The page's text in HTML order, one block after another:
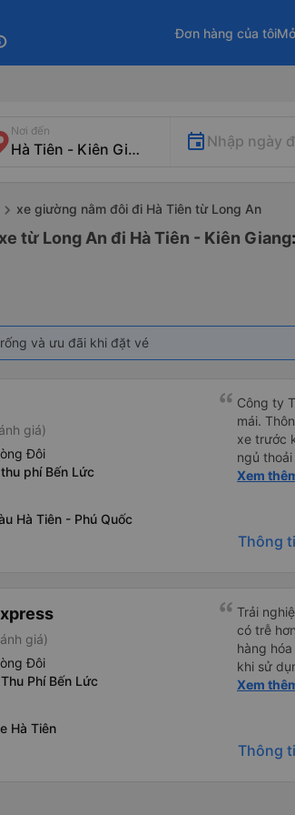
Đơn hàng của tôi
Nơi đến
Nhập ngày
xe giường nằm đôi đi Hà Tiên từ Long An
từ Long An đi Hà Tiên - Kiên Giang
và ưu đãi khi đặt vé
giá)
Đôi
phí Bến Lức
Hà Tiên - Phú Quốc
Công ty
mái.
xe trước
ngủ
USB
Xem
Thông
giá)
Đôi
Phí Bến Lức
Hà Tiên
Trải
có trễ
hàng
khi sử
thiệu cho
Xem
Thông